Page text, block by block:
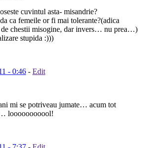
cuvintul asta- misandrie?
ca femeile or fi mai tolerante?(adica
chestii misogine, dar invers… nu prea…)
stupida :)))
- 0:46 - Edit
mi se potriveau jumate… acum tot
looooooooool!